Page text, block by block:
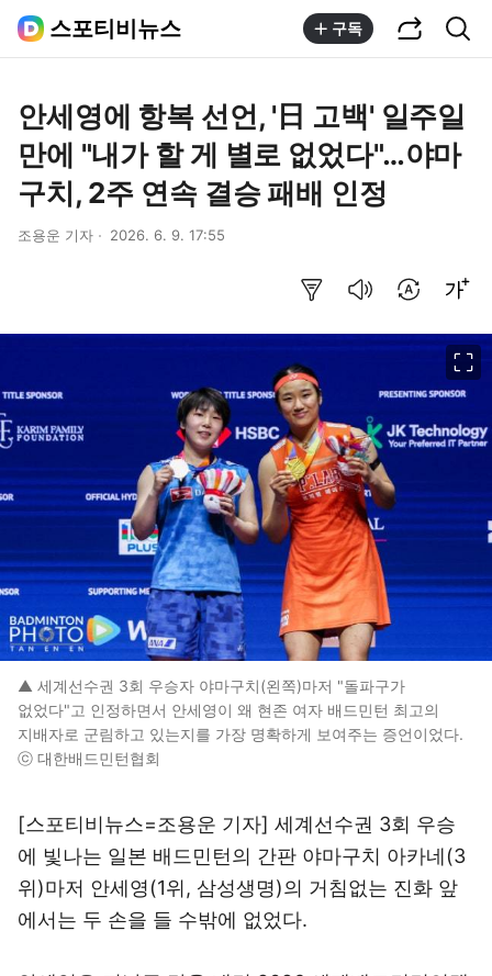
스포티비뉴스 구독
안세영에 항복 선언, '日 고백' 일주일
만에 "내가 할 게 별로 없었다"…야마
구치, 2주 연속 결승 패배 인정
조용운 기자 2026. 6. 9. 17:55
▲ 세계선수권 3회 우승자 야마구치(왼쪽)마저 "돌파구가
없었다"고 인정하면서 안세영이 왜 현존 여자 배드민턴 최고의
지배자로 군림하고 있는지를 가장 명확하게 보여주는 증언이었다.
ⓒ 대한배드민턴협회
[스포티비뉴스=조용운 기자] 세계선수권 3회 우승
에 빛나는 일본 배드민턴의 간판 야마구치 아카네(3
위)마저 안세영(1위, 삼성생명)의 거침없는 진화 앞
에서는 두 손을 들 수밖에 없었다.